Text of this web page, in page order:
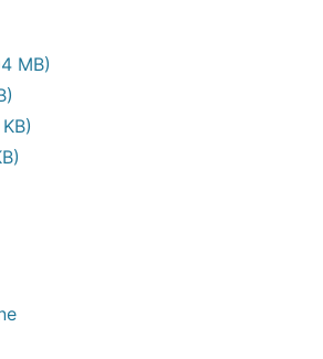
MB)